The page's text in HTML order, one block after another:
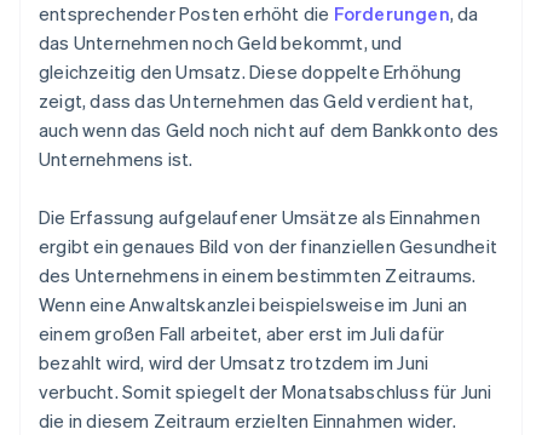
entsprechender Posten erhöht die Forderungen, da
das Unternehmen noch Geld bekommt, und
gleichzeitig den Umsatz. Diese doppelte Erhöhung
zeigt, dass das Unternehmen das Geld verdient hat,
auch wenn das Geld noch nicht auf dem Bankkonto des
Unternehmens ist.
Die Erfassung aufgelaufener Umsätze als Einnahmen
ergibt ein genaues Bild von der finanziellen Gesundheit
des Unternehmens in einem bestimmten Zeitraums.
Wenn eine Anwaltskanzlei beispielsweise im Juni an
einem großen Fall arbeitet, aber erst im Juli dafür
bezahlt wird, wird der Umsatz trotzdem im Juni
verbucht. Somit spiegelt der Monatsabschluss für Juni
die in diesem Zeitraum erzielten Einnahmen wider.